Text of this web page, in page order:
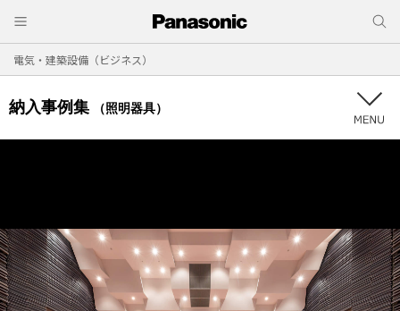
電気・建築設備（ビジネス）
納入事例集 （照明器具）